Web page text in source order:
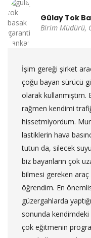
Gülay Tok
Birim Müdürü,
İşim gereği şirket
çoğu bayan sürücü
olarak
rağmen kendimi
hissetmiyordum.
lastiklerin hava
tutun da, silecek
biz bayanların çok
bilmesi gereken araç
öğrendim. En
güzergahlarda
sonunda
çok eğitmenin